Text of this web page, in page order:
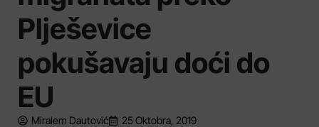
Plješevice
pokušavaju doći do
EU
Miralem Dautović 25 Oktobra, 2019